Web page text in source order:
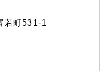
若町531-1